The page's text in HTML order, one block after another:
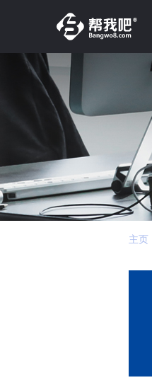
主页